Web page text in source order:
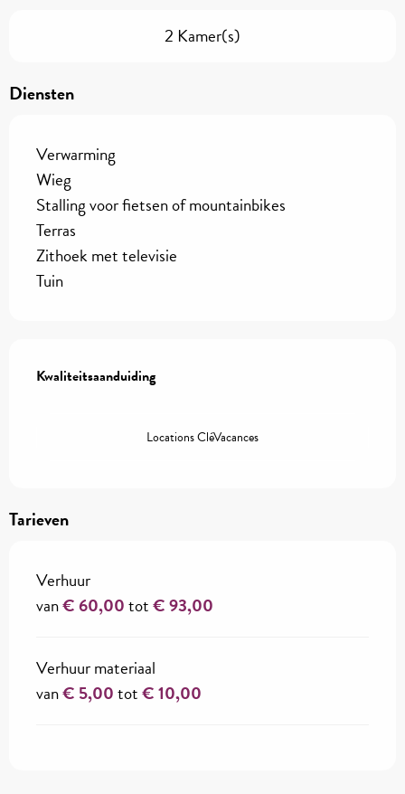
2 Kamer(s)
Diensten
Verwarming
Wieg
Stalling voor fietsen of mountainbikes
Terras
Zithoek met televisie
Tuin
Kwaliteitsaanduiding
Kwaliteitsaanduiding
Locations CléVacances
Tarieven
Verhuur
van€ 60,00tot€ 93,00
Verhuur materiaal
van€ 5,00tot€ 10,00